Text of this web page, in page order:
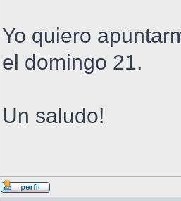
Yo quiero
el domingo 21.
Un saludo!